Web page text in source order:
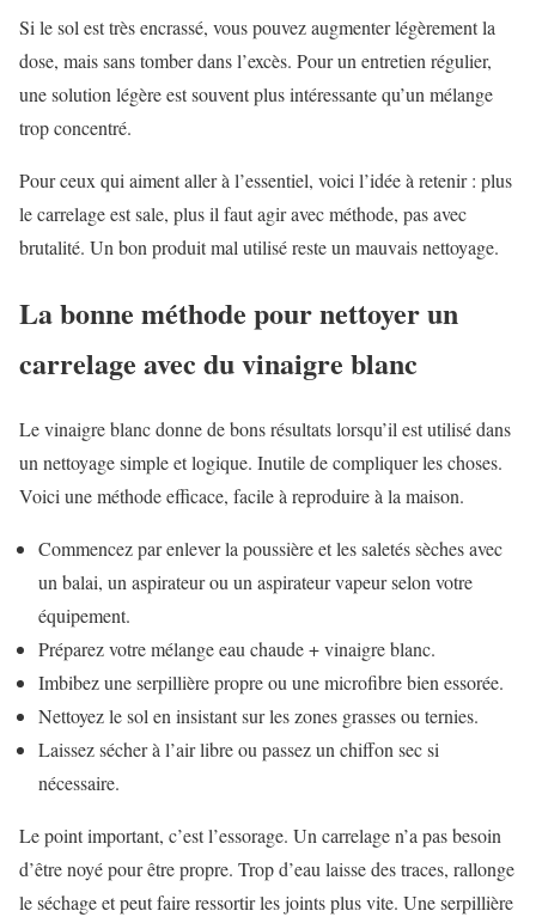
Si le sol est très encrassé, vous pouvez augmenter légèrement la
dose, mais sans tomber dans l’excès. Pour un entretien régulier,
une solution légère est souvent plus intéressante qu’un mélange
trop concentré.
Pour ceux qui aiment aller à l’essentiel, voici l’idée à retenir : plus
le carrelage est sale, plus il faut agir avec méthode, pas avec
brutalité. Un bon produit mal utilisé reste un mauvais nettoyage.
La bonne méthode pour nettoyer un
carrelage avec du vinaigre blanc
Le vinaigre blanc donne de bons résultats lorsqu’il est utilisé dans
un nettoyage simple et logique. Inutile de compliquer les choses.
Voici une méthode efficace, facile à reproduire à la maison.
Commencez par enlever la poussière et les saletés sèches avec
un balai, un aspirateur ou un aspirateur vapeur selon votre
équipement.
Préparez votre mélange eau chaude + vinaigre blanc.
Imbibez une serpillière propre ou une microfibre bien essorée.
Nettoyez le sol en insistant sur les zones grasses ou ternies.
Laissez sécher à l’air libre ou passez un chiffon sec si
nécessaire.
Le point important, c’est l’essorage. Un carrelage n’a pas besoin
d’être noyé pour être propre. Trop d’eau laisse des traces, rallonge
le séchage et peut faire ressortir les joints plus vite. Une serpillière